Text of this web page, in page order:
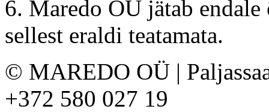
6. Maredo OÜ jätab
sellest eraldi teatamata.
© MAREDO OÜ |
+372 580 027 19